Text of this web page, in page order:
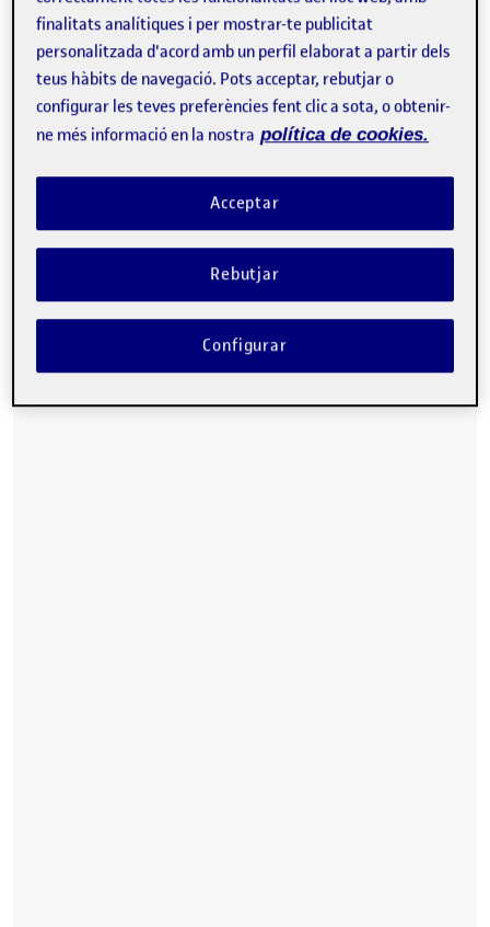
Buenas,
Aquí dejo mi propuesta de solución a la problemática
del acoso/ciberacoso escolar.
finalitats analítiques i per mostrar-te publicitat
personalitzada d'acord amb un perfil elaborat a partir dels
teus hàbits de navegació. Pots acceptar, rebutjar o
configurar les teves preferències fent clic a sota, o obtenir-
ne més informació en la nostra política de cookies.
Rebutjar
Acceptar
Configurar